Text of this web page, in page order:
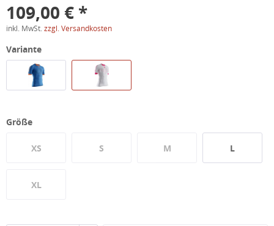
109,00 € *
inkl. MwSt. zzgl. Versandkosten
Variante
Größe
XS S M L
XL